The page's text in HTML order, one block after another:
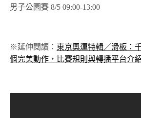
男子公園賽 8/5 09:00-13:00
※延伸閱讀： 東京奧運特輯／滑板：
個完美動作，比賽規則與轉播平台介